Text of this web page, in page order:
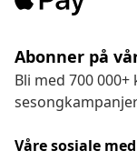
Abonner på
Bli med 700
Våre sosiale